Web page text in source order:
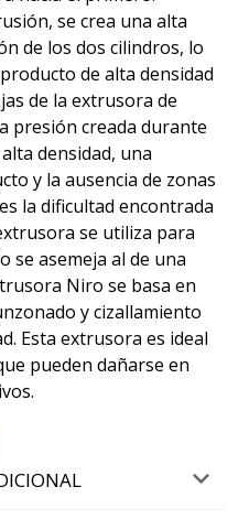
se crea una alta
de los dos cilindros, lo
de alta densidad
de la extrusora de
presión creada durante
densidad, una
y la ausencia de zonas
la dificultad encontrada
se utiliza para
se asemeja al de una
Niro se basa en
y cizallamiento
Esta extrusora es ideal
pueden dañarse en
YR-90 El
a la fábrica.
La fábrica ha enviado
representante, ahora está
para su envío
informado.
08/08/2026 23:55
se envió mi
RZJ-35? No lo
fábrica en China
diseño diferente.
09/08/2026 00:04
Estamos pausando el
de nuevos punzones